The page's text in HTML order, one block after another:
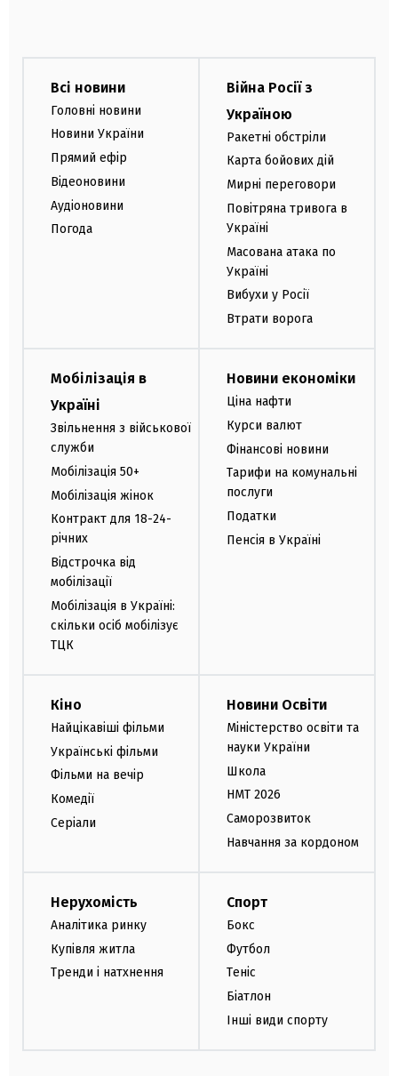
Всі новини
Головні новини
Новини України
Прямий ефір
Відеоновини
Аудіоновини
Погода
Війна Росії з
Україною
Ракетні обстріли
Карта бойових дій
Мирні переговори
Повітряна тривога в
Україні
Масована атака по
Україні
Вибухи у Росії
Втрати ворога
Мобілізація в
Україні
Звільнення з військової
служби
Мобілізація 50+
Мобілізація жінок
Контракт для 18-24-
річних
Відстрочка від
мобілізації
Мобілізація в Україні:
скільки осіб мобілізує
ТЦК
Новини економіки
Ціна нафти
Курси валют
Фінансові новини
Тарифи на комунальні
послуги
Податки
Пенсія в Україні
Кіно
Найцікавіші фільми
Українські фільми
Фільми на вечір
Комедії
Серіали
Новини Освіти
Міністерство освіти та
науки України
Школа
НМТ 2026
Саморозвиток
Навчання за кордоном
Нерухомість
Аналітика ринку
Купівля житла
Тренди і натхнення
Спорт
Бокс
Футбол
Теніс
Біатлон
Інші види спорту